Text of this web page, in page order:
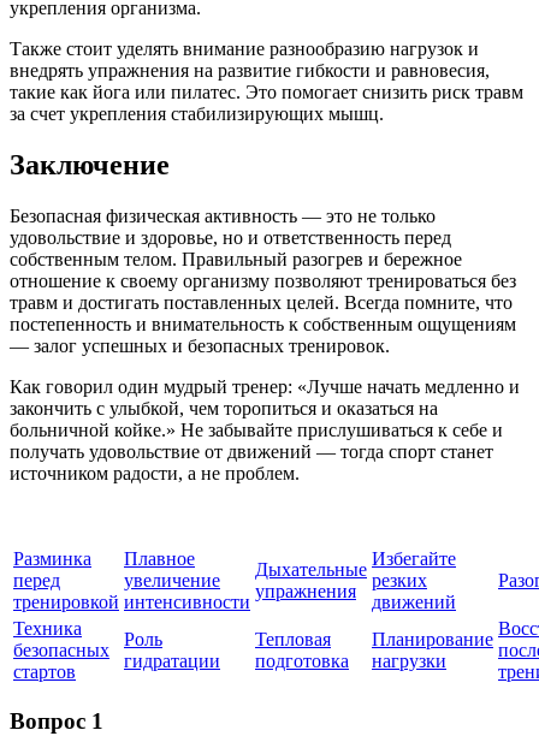
укрепления организма.
Также стоит уделять внимание разнообразию нагрузок и
внедрять упражнения на развитие гибкости и равновесия,
такие как йога или пилатес. Это помогает снизить риск травм
за счет укрепления стабилизирующих мышц.
Заключение
Безопасная физическая активность — это не только
удовольствие и здоровье, но и ответственность перед
собственным телом. Правильный разогрев и бережное
отношение к своему организму позволяют тренироваться без
травм и достигать поставленных целей. Всегда помните, что
постепенность и внимательность к собственным ощущениям
— залог успешных и безопасных тренировок.
Как говорил один мудрый тренер: «Лучше начать медленно и
закончить с улыбкой, чем торопиться и оказаться на
больничной койке.» Не забывайте прислушиваться к себе и
получать удовольствие от движений — тогда спорт станет
источником радости, а не проблем.
Разминка
перед
тренировкой
Плавное
увеличение
интенсивности
Дыхательные
упражнения
Избегайте
резких
движений
Техника
безопасных
стартов
Роль
гидратации
Тепловая
подготовка
Планирование
нагрузки
Вопрос 1